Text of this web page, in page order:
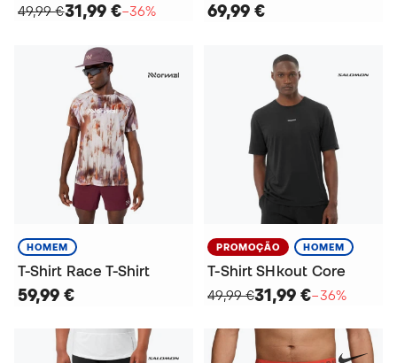
49,99 €31,99 €−36% 69,99 €
HOMEM
T-Shirt Race T-Shirt
59,99 €
PROMOÇÃO HOMEM
T-Shirt SHkout Core
49,99 €31,99 €−36%